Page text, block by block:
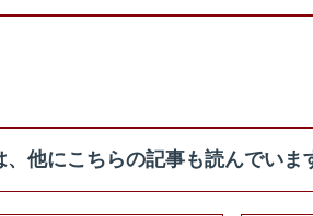
他にこちらの記事も読んでいま